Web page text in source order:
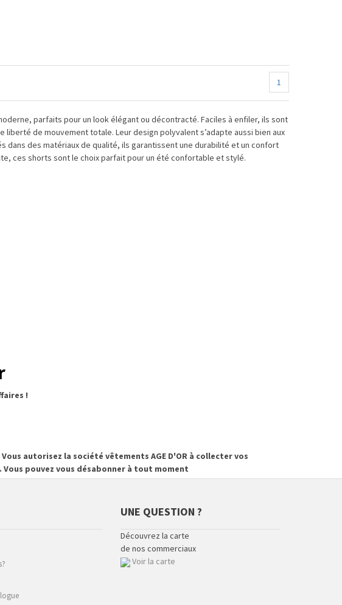
1
parfaits pour un look élégant ou décontracté. Faciles à enfiler, ils sont
de mouvement totale. Leur design polyvalent s’adapte aussi bien aux
dans des matériaux de qualité, ils garantissent une durabilité et un confort
ces shorts sont le choix parfait pour un été confortable et stylé.
!
autorisez la société vêtements AGE D'OR à collecter vos
pouvez vous désabonner à tout moment
UNE QUESTION ?
Découvrez la carte
de nos commerciaux
Voir la carte